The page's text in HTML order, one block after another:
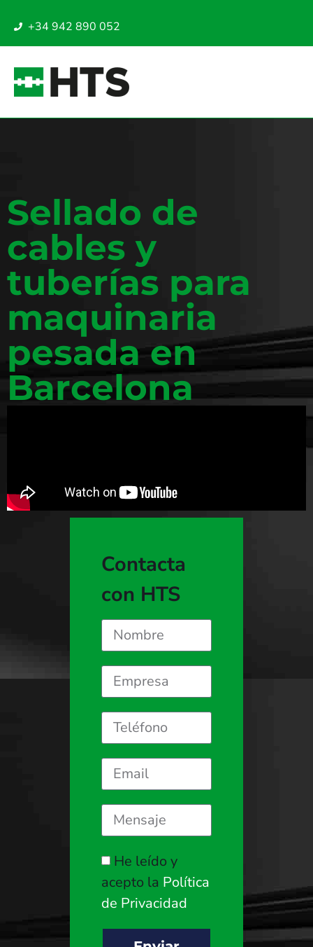
+34 942 890 052
Sellado de
cables y
tuberías para
maquinaria
pesada en
Barcelona
Contacta
con HTS
He leído y
acepto la Política
de Privacidad